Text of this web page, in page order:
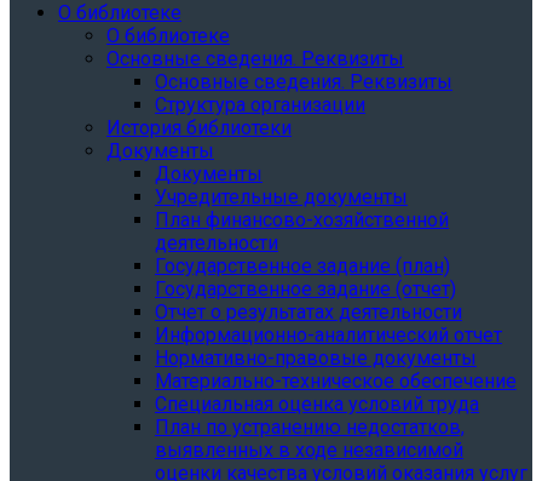
О библиотеке
О библиотеке
Основные сведения. Реквизиты
Основные сведения. Реквизиты
Структура организации
История библиотеки
Документы
Документы
Учредительные документы
План финансово-хозяйственной
деятельности
Государственное задание (план)
Государственное задание (отчет)
Отчет о результатах деятельности
Информационно-аналитический отчет
Нормативно-правовые документы
Материально-техническое обеспечение
Специальная оценка условий труда
План по устранению недостатков,
выявленных в ходе независимой
оценки качества условий оказания услуг